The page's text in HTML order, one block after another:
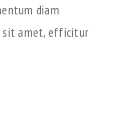
diam
sit amet, efficitur